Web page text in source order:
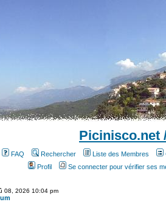
Picinisco.net
FAQ Rechercher Liste des Membres
Profil
Se connecter pour vérifier ses
08, 2026 10:04 pm